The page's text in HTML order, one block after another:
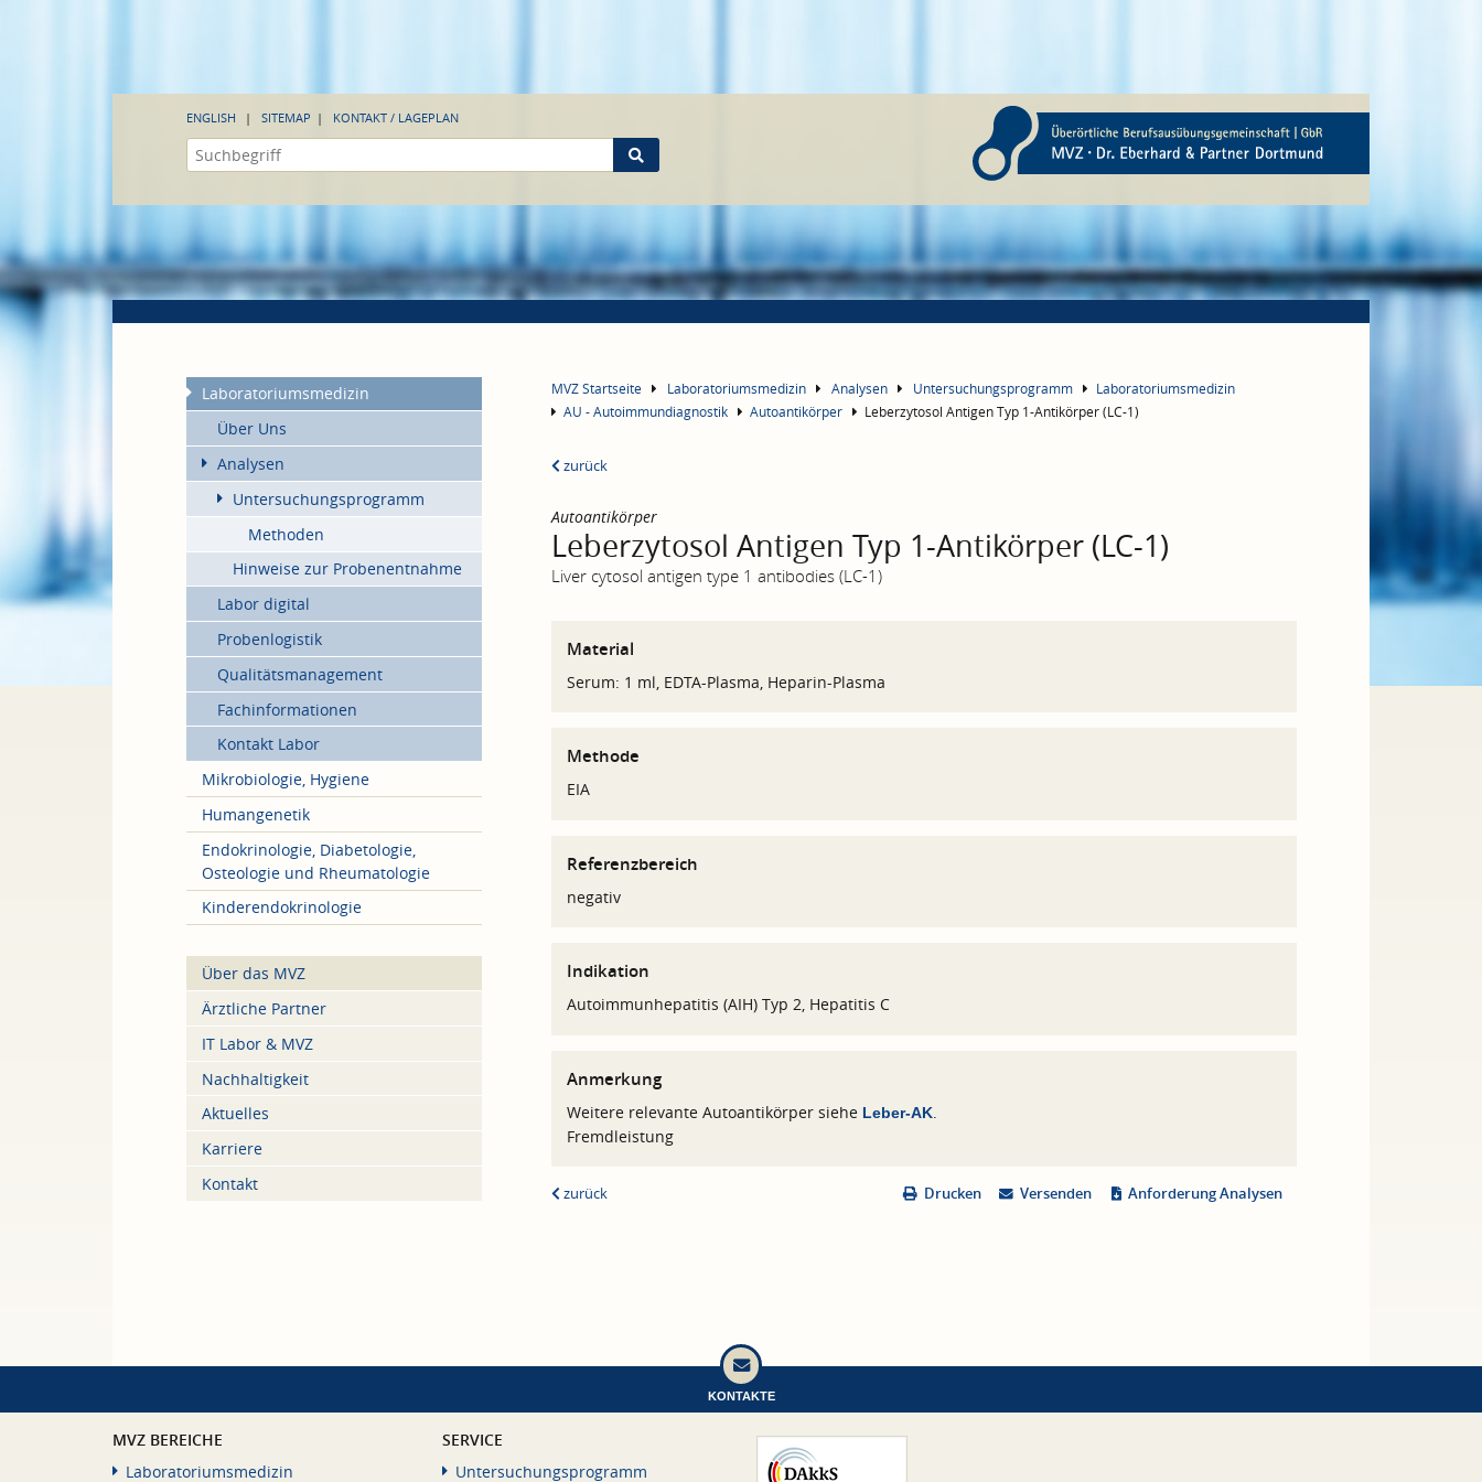
ENGLISH SITEMAP KONTAKT / LAGEPLAN
Laboratoriumsmedizin
Über Uns
Analysen
Untersuchungsprogramm
Methoden
Hinweise zur Probenentnahme
Labor digital
Probenlogistik
Qualitätsmanagement
Fachinformationen
Kontakt Labor
Mikrobiologie, Hygiene
Humangenetik
Endokrinologie, Diabetologie,
Osteologie und Rheumatologie
Kinderendokrinologie
Über das MVZ
Ärztliche Partner
IT Labor & MVZ
Nachhaltigkeit
Aktuelles
Karriere
Kontakt
MVZ Startseite Laboratoriumsmedizin Analysen Untersuchungsprogramm
Laboratoriumsmedizin
AU - Autoimmundiagnostik
Autoantikörper Leberzytosol Antigen Typ 1-Antikörper (LC-1)
zurück
Autoantikörper
Leberzytosol Antigen Typ 1-Antikörper (LC-1)
Liver cytosol antigen type 1 antibodies (LC-1)
Material
Serum: 1 ml, EDTA-Plasma, Heparin-Plasma
Methode
EIA
Referenzbereich
negativ
Indikation
Autoimmunhepatitis (AIH) Typ 2, Hepatitis C
Anmerkung
Weitere relevante Autoantikörper siehe Leber-AK.
Fremdleistung
Drucken Versenden Anforderung Analysen
zurück
KONTAKTE
MVZ BEREICHE
Laboratoriumsmedizin
SERVICE
Untersuchungsprogramm